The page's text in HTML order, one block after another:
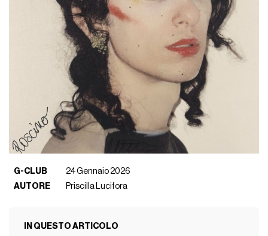
G-CLUB
24 Gennaio 2026
AUTORE
Priscilla Lucifora
IN QUESTO ARTICOLO